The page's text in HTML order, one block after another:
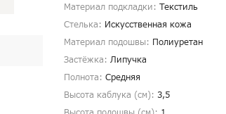
Материал подкладки: Текстиль
Стелька: Искусственная кожа
Материал подошвы: Полиуретан
Застёжка: Липучка
Полнота: Средняя
Высота каблука (см): 3,5